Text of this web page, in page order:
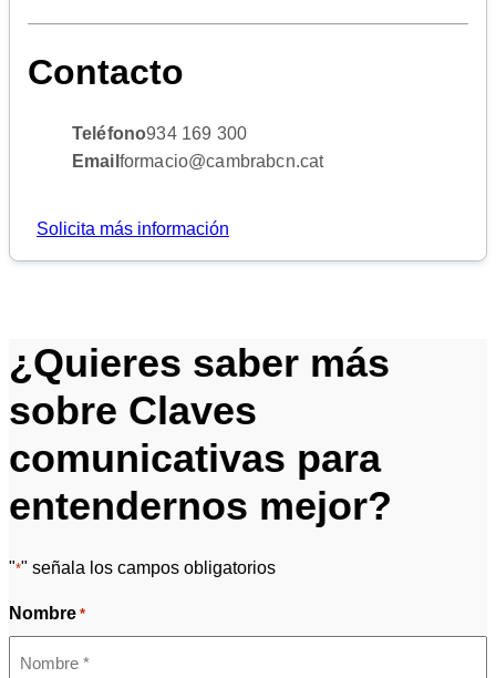
Contacto
Teléfono934 169 300
Email formacio@cambrabcn.cat
Solicita más información
¿Quieres saber más
sobre Claves
comunicativas para
entendernos mejor?
"*" señala los campos obligatorios
Nombre *